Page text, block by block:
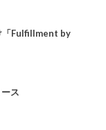
「Fulfillment by
ス